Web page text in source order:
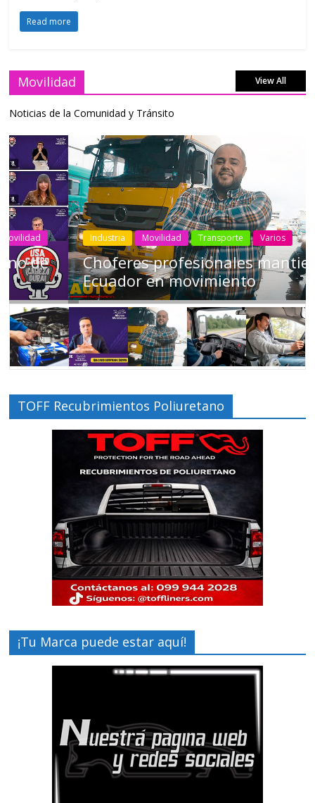
Read more
Movilidad View All
Noticias de la Comunidad y Tránsito
Industria Movilidad Transporte Varios
Choferes profesionales mantienen a
Ecuador en movimiento
TOFF Recubrimientos Poliuretano
¡Tu Marca puede estar aquí!